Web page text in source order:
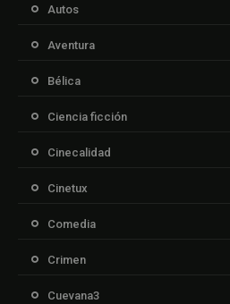
Autos
Aventura
Bélica
Ciencia ficción
Cinecalidad
Cinetux
Comedia
Crimen
Cuevana3